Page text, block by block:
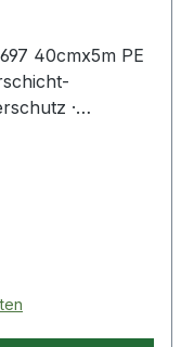
40cmx5m PE
·
eingesetzt
notwendig).
stramme
durch die